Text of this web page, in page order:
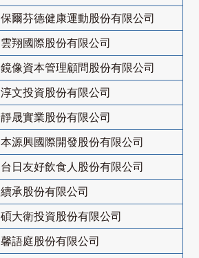
保爾芬德健康運動股份有限公司
雲翔國際股份有限公司
鏡像資本管理顧問股份有限公司
淳文投資股份有限公司
靜晟實業股份有限公司
本源興國際開發股份有限公司
台日友好飲食人股份有限公司
續承股份有限公司
碩大衛投資股份有限公司
馨語庭股份有限公司